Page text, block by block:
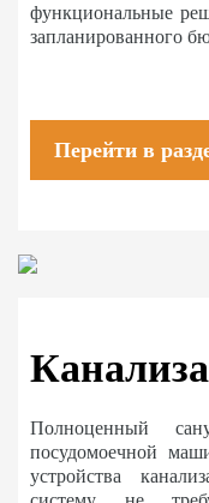
функциональные
запланированного
Перейти в
Полноценный
посудомоечной
устройства